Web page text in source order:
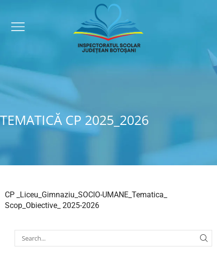
TEMATICĂ CP 2025_2026
CP _Liceu_Gimnaziu_SOCIO-UMANE_Tematica_
Scop_Obiective_ 2025-2026